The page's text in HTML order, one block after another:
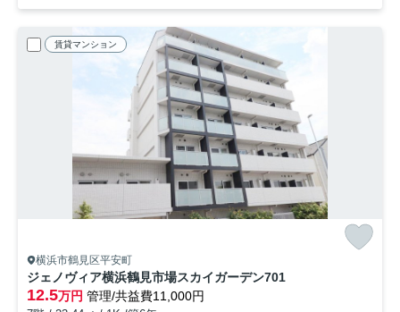
賃貸マンション
横浜市鶴見区平安町
ジェノヴィア横浜鶴見市場スカイガーデン701
12.5万円 管理/共益費11,000円